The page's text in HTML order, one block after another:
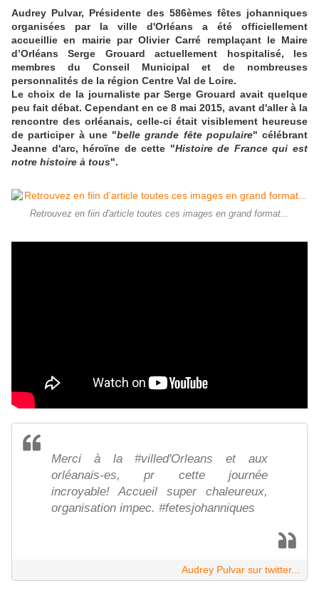
Audrey Pulvar, Présidente des 586èmes fêtes johanniques
organisées par la ville d'Orléans a été officiellement
accueillie en mairie par Olivier Carré remplaçant le Maire
d’Orléans Serge Grouard actuellement hospitalisé, les
membres du Conseil Municipal et de nombreuses
personnalités de la région Centre Val de Loire.
Le choix de la journaliste par Serge Grouard avait quelque
peu fait débat. Cependant en ce 8 mai 2015, avant d'aller à la
rencontre des orléanais, celle-ci était visiblement heureuse
de participer à une "belle grande fête populaire" célébrant
Jeanne d'arc, héroïne de cette "Histoire de France qui est
notre histoire à tous".
Retrouvez en fiin d'article toutes ces images en grand format...
Merci à la #villed'Orleans et aux
orléanais-es, pr cette journée
incroyable! Accueil super chaleureux,
organisation impec. #fetesjohanniques
Audrey Pulvar sur twitter...